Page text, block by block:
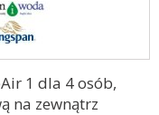
1 dla 4 osób,
na zewnątrz